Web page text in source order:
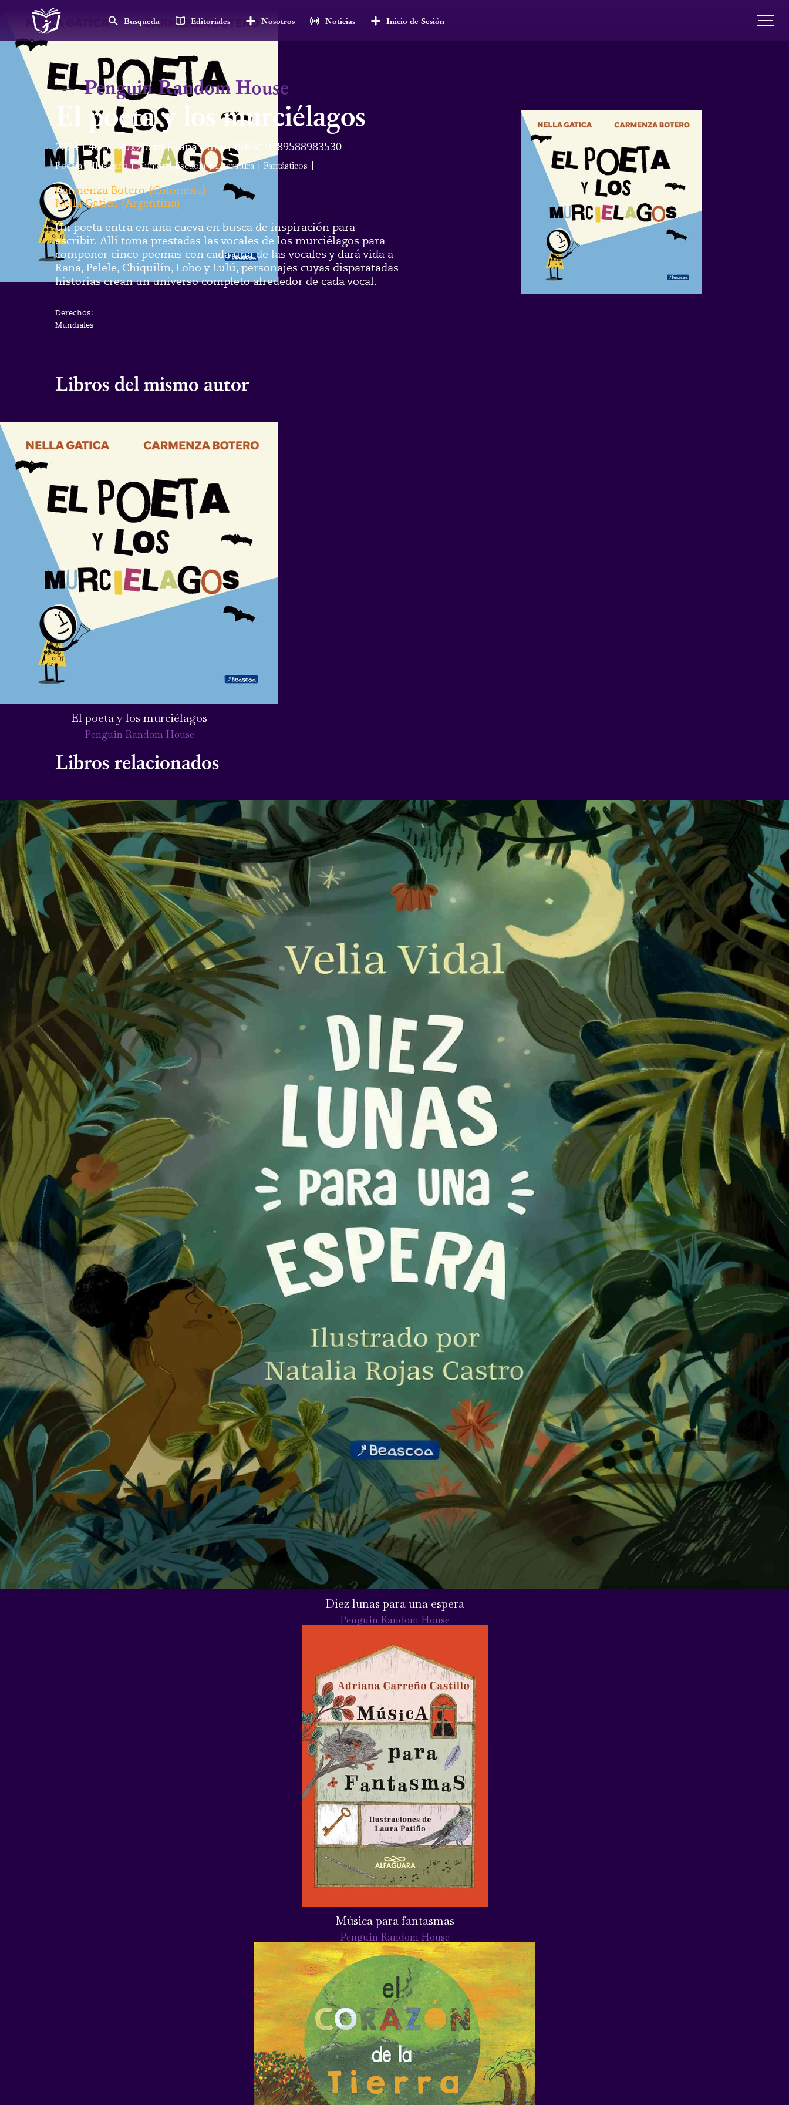
Busqueda Editoriales Nosotros Noticias Inicio de Sesión
— Penguin Random House
El poeta y los murciélagos
2024 | 40p | 20x20cm | Tapa dura | ISBN: 9789588983530
Poesía Ilustrado | Humor | Escuela | Literatura | Fantásticos
Carmenza Botero (Colombia)
Nella Gatica (Argentina)
Un poeta entra en una cueva en busca de inspiración para
escribir. Allí toma prestadas las vocales de los murciélagos para
componer cinco poemas con cada una de las vocales y dará vida a
Rana, Pelele, Chiquilín, Lobo y Lulú, personajes cuyas disparatadas
historias crean un universo completo alrededor de cada vocal.
Derechos:
Mundiales
Libros del mismo autor
El poeta y los murciélagos
Penguin Random House
Libros relacionados
Diez lunas para una espera
Penguin Random House
Música para fantasmas
Penguin Random House